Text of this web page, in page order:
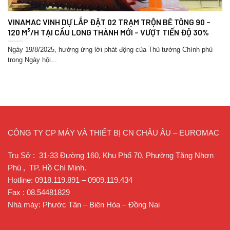
VINAMAC VINH DỰ LẮP ĐẶT 02 TRẠM TRỘN BÊ TÔNG 90 –
120 M³/H TẠI CẦU LONG THÀNH MỚI – VƯỢT TIẾN ĐỘ 30%
Ngày 19/8/2025, hưởng ứng lời phát động của Thủ tướng Chính phủ
trong Ngày hội...
CÔNG TY CP MÁY VÀ THIẾT BỊ CN CHÂU ÂU – EUROMAC
Trụ Sở : 31-33 Đường 160, Khu Phố 70, Phường Tăng Nhơn
Phú , TP. Hồ Chí Minh.
Hotline: 0918.119.891 – 0909.119.434
Fax : 08.54481829
Nhà máy: Phước Tân – Biên Hòa – Đồng Nai